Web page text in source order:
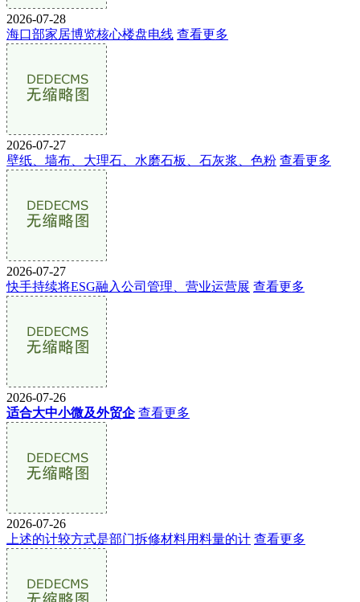
2026-07-28
海口部家居博览核心楼盘电线 查看更多
2026-07-27
壁纸、墙布、大理石、水磨石板、石灰浆、色粉 查看更多
2026-07-27
快手持续将ESG融入公司管理、营业运营展 查看更多
2026-07-26
适合大中小微及外贸企 查看更多
2026-07-26
上述的计较方式是部门拆修材料用料量的计 查看更多